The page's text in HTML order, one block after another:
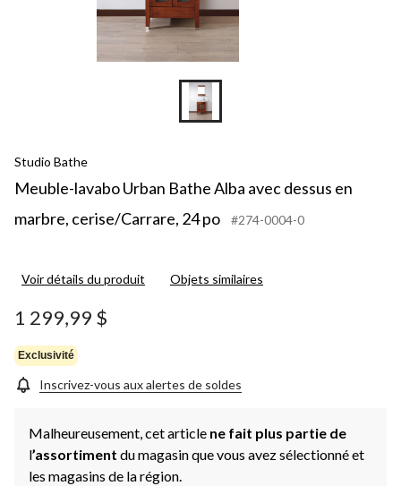
Studio Bathe
Meuble-lavabo Urban Bathe Alba avec dessus en
marbre, cerise/Carrare, 24 po
#274-0004-0
Voir détails du produit Objets similaires
1 299,99 $
Exclusivité
Inscrivez-vous aux alertes de soldes
Malheureusement, cet article ne fait plus partie de
l’assortiment du magasin que vous avez sélectionné et
les magasins de la région.